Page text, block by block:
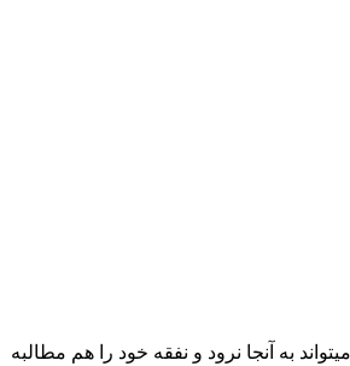
به آنجا نرود و نفقه خود را هم مطالبه